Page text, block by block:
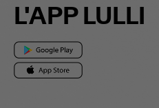
L'APP LULLI